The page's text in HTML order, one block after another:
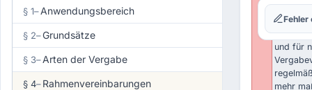
§ 1–Anwendungsbereich
§ 2–Grundsätze
§ 3–Arten der Vergabe
§ 4–Rahmenvereinbarungen
der
und für
mehr
Fehler